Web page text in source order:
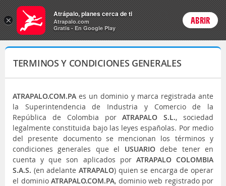
Menú Login
TERMINOS Y CONDICIONES GENERALES
ATRAPALO.COM.PA es un dominio y marca registrada ante
la Superintendencia de Industria y Comercio de la
República de Colombia porATRAPALO S.L., sociedad
legalmente constituida bajo las leyes españolas. Por medio
del presente documento se mencionan los términos y
condiciones generales que el USUARIOdebe tener en
cuenta y que son aplicados por ATRAPALO COLOMBIA
S.A.S. (en adelante ATRAPALO) quien se encarga de operar
el dominio ATRAPALO.COM.PA, dominio web registrado por
×
Atrápalo, planes cerca de ti
Atrapalo.com
Gratis - En Google Play
ABRIR